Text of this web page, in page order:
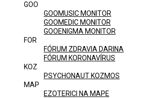
GOO
GOOMUSIC MONITOR
GOOMEDIC MONITOR
GOOENIGMA MONITOR
FOR
FÓRUM ZDRAVIA DARINA
FÓRUM KORONAVÍRUS
KOZ
PSYCHONAUT KOZMOS
MAP
EZOTERICI NA MAPE